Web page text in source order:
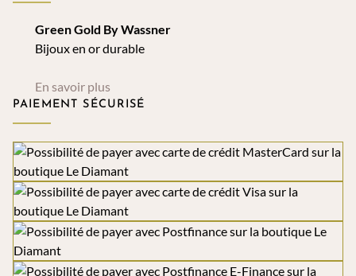
Green Gold By Wassner
Bijoux en or durable
En savoir plus
PAIEMENT SÉCURISÉ